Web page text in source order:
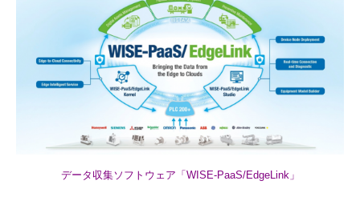
データ収集ソフトウェア「WISE-PaaS/EdgeLink」